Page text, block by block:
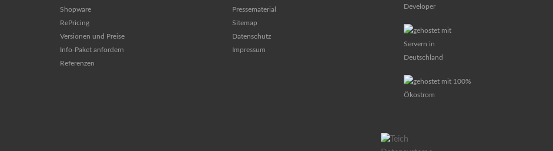
Shopware
RePricing
Versionen und Preise
Info-Paket anfordern
Referenzen
Pressematerial
Sitemap
Datenschutz
Impressum